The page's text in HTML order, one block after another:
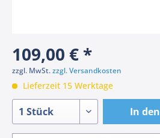
109,00 € *
zzgl. MwSt.zzgl. Versandkosten
Lieferzeit 15 Werktage
In den